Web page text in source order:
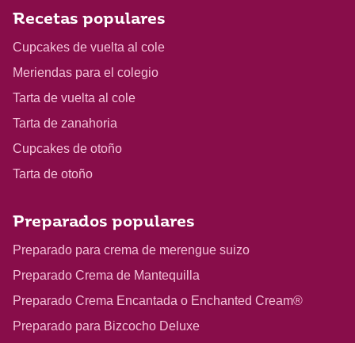
Recetas populares
Cupcakes de vuelta al cole
Meriendas para el colegio
Tarta de vuelta al cole
Tarta de zanahoria
Cupcakes de otoño
Tarta de otoño
Preparados populares
Preparado para crema de merengue suizo
Preparado Crema de Mantequilla
Preparado Crema Encantada o Enchanted Cream®
Preparado para Bizcocho Deluxe